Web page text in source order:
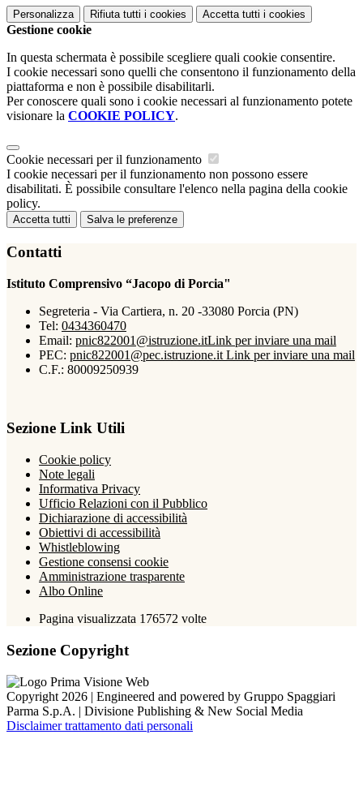
Personalizza Rifiuta tutti i cookies Accetta tutti i cookies
Gestione cookie
In questa schermata è possibile scegliere quali cookie consentire.
I cookie necessari sono quelli che consentono il funzionamento della
piattaforma e non è possibile disabilitarli.
Per conoscere quali sono i cookie necessari al funzionamento potete
visionare la COOKIE POLICY.
Cookie necessari per il funzionamento
I cookie necessari per il funzionamento non possono essere
disabilitati. È possibile consultare l'elenco nella pagina della cookie
policy.
Accetta tutti Salva le preferenze
Contatti
Istituto Comprensivo “Jacopo di Porcia"
Segreteria - Via Cartiera, n. 20 -33080 Porcia (PN)
Tel: 0434360470
Email: pnic822001@istruzione.itLink per inviare una mail
PEC: pnic822001@pec.istruzione.it Link per inviare una mail
C.F.: 80009250939
Sezione Link Utili
Cookie policy
Note legali
Informativa Privacy
Ufficio Relazioni con il Pubblico
Dichiarazione di accessibilità
Obiettivi di accessibilità
Whistleblowing
Gestione consensi cookie
Amministrazione trasparente
Albo Online
Pagina visualizzata 176572 volte
Sezione Copyright
Copyright 2026 | Engineered and powered by Gruppo Spaggiari
Parma S.p.A. | Divisione Publishing & New Social Media
Disclaimer trattamento dati personali